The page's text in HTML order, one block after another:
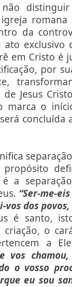
da
ato exclusivo
em Cristo é
por
Jesus
marca o
concluída
a
“Ser-me-
vos dos
é santo,
criação, o
a
vos
o vosso
eu sou